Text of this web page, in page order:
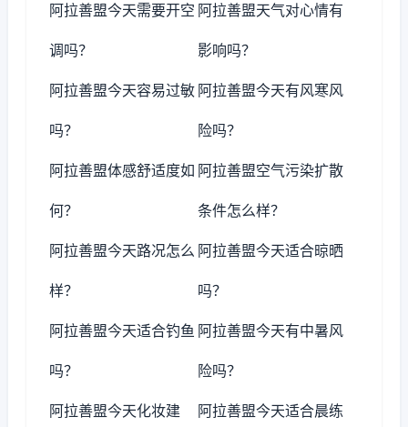
阿拉善盟今天需要开空
调吗？
阿拉善盟天气对心情有
影响吗？
阿拉善盟今天容易过敏
吗？
阿拉善盟今天有风寒风
险吗？
阿拉善盟体感舒适度如
何？
阿拉善盟空气污染扩散
条件怎么样？
阿拉善盟今天路况怎么
样？
阿拉善盟今天适合晾晒
吗？
阿拉善盟今天适合钓鱼
吗？
阿拉善盟今天有中暑风
险吗？
阿拉善盟今天化妆建 阿拉善盟今天适合晨练